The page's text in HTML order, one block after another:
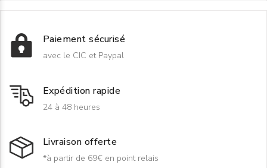
Paiement sécurisé
avec le CIC et Paypal
Expédition rapide
24 à 48 heures
Livraison offerte
*à partir de 69€ en point relais